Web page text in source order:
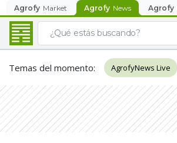
Agrofy Market Agrofy News Agrofy
Temas del momento: AgrofyNews Live